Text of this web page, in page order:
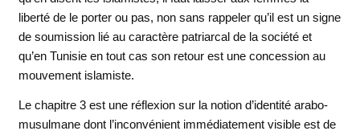
liberté de le porter ou pas, non sans rappeler qu’il est un signe
de soumission lié au caractère patriarcal de la société et
qu’en Tunisie en tout cas son retour est une concession au
mouvement islamiste.
Le chapitre 3 est une réflexion sur la notion d’identité arabo-
musulmane dont l’inconvénient immédiatement visible est de